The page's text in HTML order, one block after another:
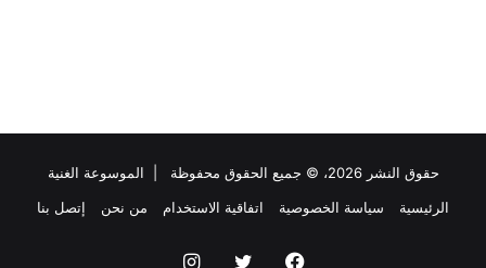
حقوق النشر 2026، © جميع الحقوق محفوظة |
الموسوعة الغنية
الرئيسية
سياسة الخصوصية اتفاقية الاستخدام من نحن إتصل بنا
فيسبوك تويتر